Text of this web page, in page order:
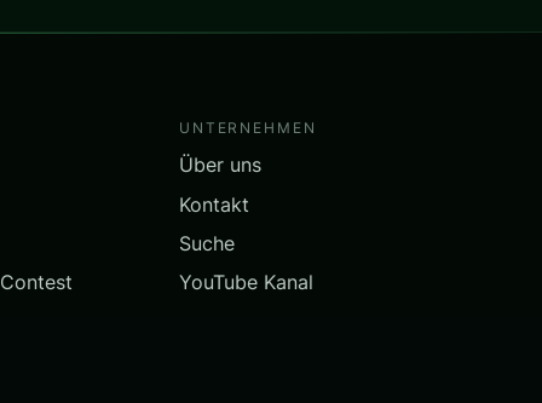
UNTERNEHMEN
Über uns
Kontakt
Suche
YouTube Kanal